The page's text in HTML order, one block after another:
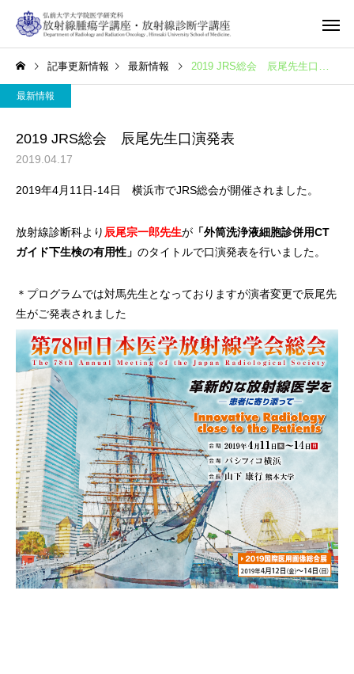
記事更新情報 最新情報 2019 JRS総会 辰尾先生口演発表
最新情報
2019 JRS総会 辰尾先生口演発表
2019.04.17
2019年4月11日-14日 横浜市でJRS総会が開催されました。
放射線診断科より 辰尾宗一郎先生が 「外筒洗浄液細胞診併用CT
ガイド下生検の有用性」 のタイトルで口演発表を行いました。
＊プログラムでは対馬先生となっておりますが演者変更で辰尾先
生がご発表されました